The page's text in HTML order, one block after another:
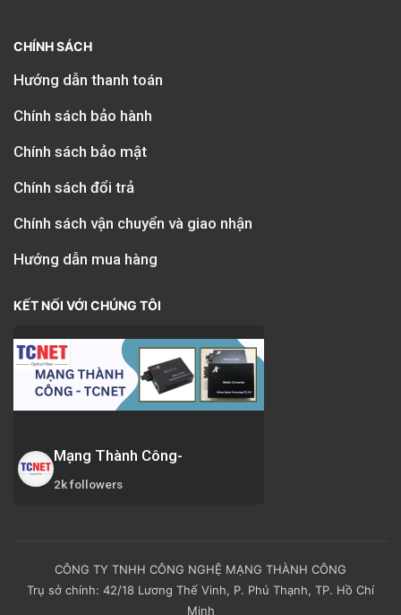
CHÍNH SÁCH
Hướng dẫn thanh toán
Chính sách bảo hành
Chính sách bảo mật
Chính sách đổi trả
Chính sách vận chuyển và giao nhận
Hướng dẫn mua hàng
KẾT NỐI VỚI CHÚNG TÔI
Mạng Thành Công-
2k followers
CÔNG TY TNHH CÔNG NGHỆ MẠNG THÀNH CÔNG
Trụ sở chính: 42/18 Lương Thế Vinh, P. Phú Thạnh, TP. Hồ Chí
Minh